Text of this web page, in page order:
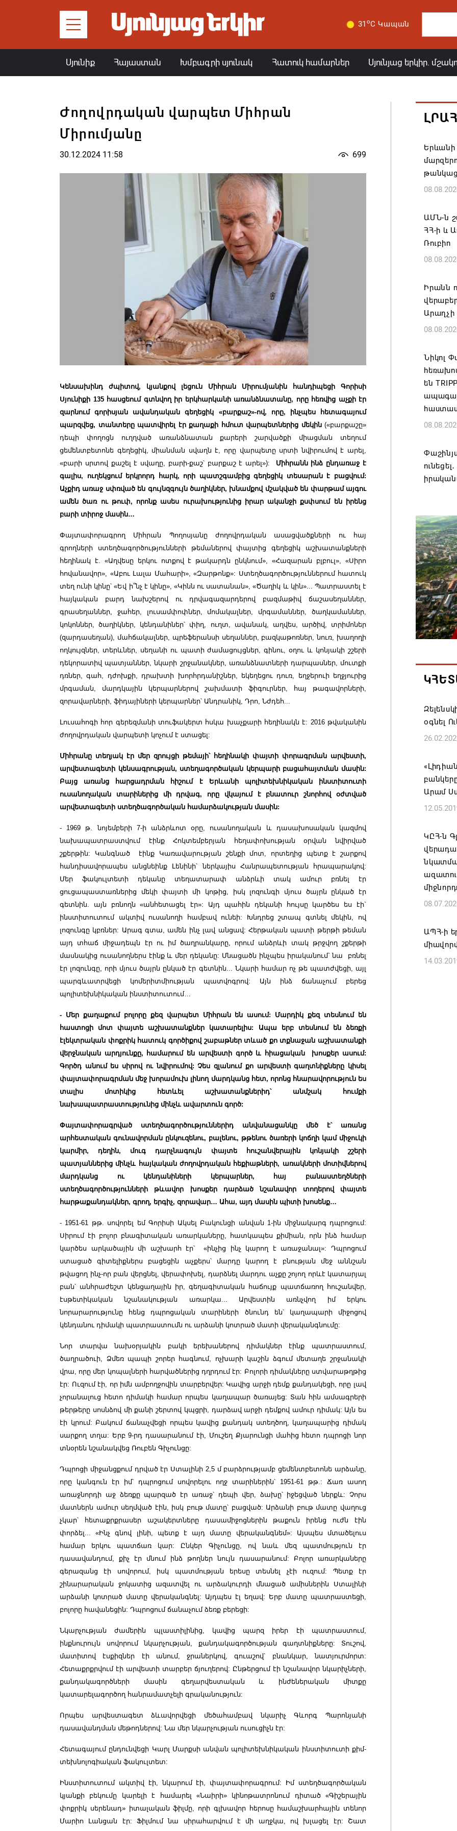
31 oC Կապան
Սյունիք Հայաստան Խմբագրի սյունակ Հատուկ համարներ Սյունյաց երկիր.
Ժողովրդական վարպետ Միհրան
Միրումյանը
30.12.2024 11:58 699
Կենսախինդ ժպիտով, կյանքով լեցուն Միհրան Միրումյանին հանդիպեցի Գորիսի
Սյունիքի 135 հասցեում գտնվող իր երկհարկանի առանձնատանը, որը հեռվից աչքի էր
զարնում գորիսյան ավանդական գեղեցիկ «բարքաշ»-ով, որը, ինչպես հետագայում
պարզվեց, տանտերը պատվիրել էր քաղաքի հմուտ վարպետներից մեկին («բարքաշը»
դեպի փողոցն ուղղված առանձնատան քարերի շարվածքի միացման տեղում
ցեմենտբետոնե գեղեցիկ, միանման սվաղն է, որը վարպետը սրտի նվիրումով է արել,
«բարի սրտով քաշել է սվաղը, բարի-քաշ՝ բարքաշ է արել»): Միհրանն ինձ ընդառաջ է
գալիս, ուղեկցում երկրորդ հարկ, որի պատշգամբից գեղեցիկ տեսարան է բացվում:
Աչքիդ առաջ սփռված են գույնզգույն ծաղիկներ, խնամքով մշակված են փարթամ այգու
ամեն ծառ ու թուփ, որոնք ասես ուրախությունից իրար ականջի քսփսում են իրենց
բարի տիրոջ մասին…
Փայտափորագրող Միհրան Պողոսյանը ժողովրդական ասացվածքների ու հայ
գրողների ստեղծագործությունների թեմաներով փայտից գեղեցիկ աշխատանքների
հեղինակ է. «Աղվեսը երկու ոտքով է թակարդն ընկնում», «Հազարան բլբուլ», «Սիրո
հովանավոր», «Աբու Լալա Մահարի», «Զարթոնք»: Ստեղծագործություններում հատուկ
տեղ ունի կինը՝ «Եվ ի՞նչ է կինը», «Կինն ու սատանան», «Ծաղիկ և կին»... Պատրաստել է
հայկական բարդ նախշերով ու դրվագազարդերով բազմաթիվ ճաշասեղաններ,
գրասեղաններ, ջահեր, լուսամփոփներ, մոմակալներ, մրգամաններ, ծաղկամաններ,
կոկոններ, ծաղիկներ, կենդանիներ՝ փիղ, ուղտ, ավանակ, աղվես, արծիվ, տրիմոներ
(զարդասեղան), մահճակալներ, պրեֆերանսի սեղաններ, բազկաթոռներ, նուռ, խաղողի
ողկույզներ, տերևներ, սեղանի ու պատի ժամացույցներ, գինու, օղու և կոնյակի շշերի
դեկորատիվ պատյաններ, նկարի շրջանակներ, առանձնատների դարպասներ, մուտքի
դռներ, գահ, դժոխքի, դրախտի խորհրդանիշներ, եկեղեցու դուռ, եղջերուի եղջյուրից
մրգաման, մարդկային կերպարներով շախմատի ֆիգուրներ, հայ թագավորների,
զորավարների, ֆիդայիների կերպարներ՝ Անդրանիկ, Դրո, Նժդեհ...
Լուսահոգի հոր գերեզմանի տուֆակերտ հսկա խաչքարի հեղինակն է: 2016 թվականին
ժողովրդական վարպետի կոչում է ստացել:
Միհրանը տեղյակ էր մեր զրույցի թեմայի՝ հեղինակի փայտի փորագրման արվեստի,
արվեստագետի կենսագրության, ստեղագործական կերպարի բացահայտման մասին:
Բայց առանց հարցադրման հիշում է Երևանի պոլիտեխնիկական ինստիտուտի
ուսանողական տարիներից մի դրվագ, որը վկայում է բնատուր շնորհով օժտված
արվեստագետի ստեղծագործական համարձակության մասին:
- 1969 թ. նոյեմբերի 7-ի անձրևոտ օրը, ուսանողական և դասախոսական կազմով
նախապատրաստվում էինք Հոկտեմբերյան հեղափոխության օրվան նվիրված
շքերթին: Կանգնած էինք Կառավարության շենքի մոտ, որտեղից պետք է շարքով
հանդիսավորապես անցնեինք Լենինի՝ ներկայիս Հանրապետության հրապարակով:
Մեր ֆակուլտետի դեկանը տեղատարափ անձրևի տակ ամուր բռնել էր
ցուցապաստառներից մեկի փայտի մի կոթից, իսկ լոզունգի մյուս ծայրն ընկած էր
գետնին. այն բռնողն «անհետացել էր»: Այդ պահին դեկանի հույսը կարծես ես էի`
ինստիտուտում ակտիվ ուսանողի համբավ ունեի: Խնդրեց շտապ գտնել մեկին, ով
լոզունգը կբռներ: Արագ գտա, ամեն ինչ լավ անցավ: Հերթական պատի թերթի թեման
այդ տհաճ միջադեպն էր ու իմ ծաղրանկարը, որում անձրևի տակ թրջվող շքերթի
մասնակից ուսանողներս էինք և մեր դեկանը: Մնացածն ինչպես իրականում` նա բռնել
էր լոզունգը, որի մյուս ծայրն ընկած էր գետնին... Նկարի համար ոչ թե պատժվեցի, այլ
պարգևատրվեցի կոմերիտմիության պատվոգրով: Այն ինձ ճանաչում բերեց
պոլիտեխնիկական ինստիտուտում…
- Մեր քաղաքում բոլորը քեզ վարպետ Միհրան են ասում: Մարդիկ քեզ տեսնում են
հաստոցի մոտ փայտե աշխատանքներ կատարելիս: Ապա երբ տեսնում են ձեռքի
էլեկտրական փոքրիկ հատուկ գործիքով շաբաթներ տևած քո տքնաջան աշխատանքի
վերջնական արդյունքը, համարում են արվեստի գործ և հիացական խոսքեր ասում:
Գործդ անում ես սիրով ու նվիրումով: Չես զլանում քո արվեստի գաղտնիքները կիսել
փայտափորագրման մեջ խորամուխ լինող մարդկանց հետ, որոնց հնարավորություն ես
տալիս մոտիկից հետևել աշխատանքներիդ՝ անմշակ հումքի
նախապատրաստությունից մինչև ավարտուն գործ:
Փայտափորագրված ստեղծագործություններիդ անվանացանկը մեծ է՝ առանց
արհեստական գունավորման ընկուզենու, բալենու, թթենու ծառերի կոճղի կամ միջուկի
կարմիր, դեղին, մուգ դարչնագույն փայտե հուշանվերային կոնյակի շշերի
պատյաններից մինչև հայկական ժողովրդական հեքիաթների, առակների մոտիվներով
մարդկանց ու կենդանիների կերպարներ, հայ բանաստեղծների
ստեղծագործությունների թևավոր խոսքեր դարձած նշանավոր տողերով փայտե
հարթաքանդակներ, գրող, երգիչ, զորավար… Ահա, այդ մասին պիտի խոսենք…
- 1951-61 թթ. սովորել եմ Գորիսի Ակսել Բակունցի անվան 1-ին միջնակարգ դպրոցում:
Սիրում էի բոլոր բնագիտական առարկաները, հատկապես քիմիան, որն ինձ համար
կարծես արկածային մի աշխարհ էր՝ «ինչից ինչ կարող է առաջանալ»: Դպրոցում
ստացած գիտելիքներս բացեցին աչքերս՝ մարդը կարող է բնության մեջ աննշան
թվացող ինչ-որ բան վերցնել, վերափոխել, դարձնել մարդու աչքը շոյող որևէ կատարյալ
բան՝ անհրաժեշտ կենցաղային իր, գեղագիտական հաճույք պատճառող հուշանվեր,
էսթետիկական նշանակության առարկա... Արվեստին առնչվող իմ երկու
նորարարությունը հենց դպրոցական տարիների ծնունդ են՝ կաղապարի միջոցով
կենդանու դիմակի պատրաստումն ու արձանի կոտրած մատի վերականգնումը:
Նոր տարվա նախօրյակին բակի երեխաներով դիմակներ էինք պատրաստում,
ծաղրածուի, Ձմեռ պապի շորեր հագնում, ոչխարի կաշին ձգում մետաղե շրջանակի
վրա, որը մեր կոպալների հարվածներից դղրդում էր: Բոլորի դիմակները ստվարաթղթից
էր: Ուզում էի, որ իմն ամբողջովին տարբերվեր: Կավից արջի դեմք քանդակեցի, որը լավ
չորանալուց հետո դիմակի համար որպես կաղապար ծառայեց: Տան հին ամսագրերի
թերթերը սոսնձով մի քանի շերտով կպցրի, դարձավ արջի դեմքով ամուր դիմակ: Այն ես
էի կրում: Բակում ճանաչվեցի որպես կավից քանդակ ստեղծող, կաղապարից դիմակ
սարքող տղա: Երբ 9-րդ դասարանում էի, Մուշեղ Քյարունցի մահից հետո դպրոցի նոր
տնօրեն նշանակվեց Ռուբեն Գիչունցը:
Դպրոցի միջանցքում դրված էր Ստալինի 2,5 մ բարձրությամբ ցեմենտբետոնե արձանը,
որը կանգուն էր իմ՝ դպրոցում սովորելու ողջ տարիներին՝ 1951-61 թթ.: Ճառ ասող
առաջնորդի աջ ձեռքը պարզած էր առաջ՝ դեպի վեր, ձախը՝ իջեցված ներքև: Չորս
մատներն ամուր սեղմված էին, իսկ բութ մատը՝ բացված: Արձանի բութ մատը վաղուց
չկար՝ հետաքրքրասեր աշակերտները դասամիջոցներին թաքուն իրենց ուժն էին
փորձել... «Ինչ գնով լինի, պետք է այդ մատը վերականգնեմ»: Այսպես մտածելուս
համար երկու պատճառ կար: Ընկեր Գիչունցը, ով նաև մեզ պատմություն էր
դասավանդում, քիչ էր մնում ինձ թողներ նույն դասարանում: Բոլոր առարկաները
գերազանց էի սովորում, իսկ պատմության երեսը տեսնել չէի ուզում: Պետք էր
շինարարական ջոկատից ազատվել ու արձակուրդի մնացած ամիսներին Ստալինի
արձանի կոտրած մատը վերականգնել: Այդպես էլ եղավ: Երբ մատը պատրաստեցի,
բոլորը հավանեցին: Դպրոցում ճանաչում ձեռք բերեցի:
Նկարչության ժամերին պլաստիլինից, կավից պարզ իրեր էի պատրաստում,
ինքնուրույն սովորում նկարչության, քանդակագործության գաղտնիքները: Տուշով,
մատիտով էսքիզներ էի անում, ջրաներկով, գուաշով՝ բնանկար, նատյուրմորտ:
Հետաքրքրվում էի արվեստի տարբեր ճյուղերով: Ընթերցում էի նշանավոր նկարիչների,
քանդակագործների մասին գեղարվեստական և ինժեներական միտքը
կատարելագործող հանրամատչելի գրականություն:
Որպես արվեստագետ ձևավորվեցի մեծահամբավ նկարիչ Գևորգ Պարոնյանի
դասավանդման մեթոդներով: Նա մեր նկարչության ուսուցիչն էր:
Հետագայում ընդունվեցի Կարլ Մարքսի անվան պոլիտեխնիկական ինստիտուտի քիմ-
տեխնոլոգիական ֆակուլտետ:
Ինստիտուտում ակտիվ էի, նկարում էի, փայտափորագրում: Իմ ստեղծագործական
կյանքի բեկումը կարելի է համարել «Նաիրի» կինոթատրոնում դիտած «Գիշերային
փոքրիկ սերենադ» իտալական ֆիլմը, որի գլխավոր հերոսը համաշխարհային տենոր
Մարիո Լանցան էր: Ֆիլմում նա սիրահարվում է մի աղջկա, ով խլացել էր: Շատ
Երևանի
ԱՄՆ-ն
ՀՀ-ի և
Ռուբիո
Իրանն
Արաղչի
Նիկոլ
են
Մաքսիմ
ՀՀ ԱԱԾ
օգնել
Արամ
ԿԸՀ-ն
ԱՊՀ-ի